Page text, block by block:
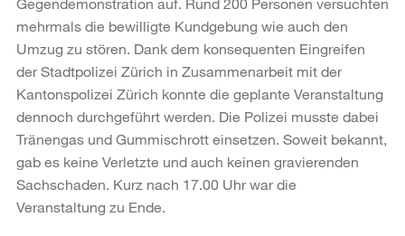
mehrmals die bewilligte Kundgebung wie auch den
Umzug zu stören. Dank dem konsequenten Eingreifen
der Stadtpolizei Zürich in Zusammenarbeit mit der
Kantonspolizei Zürich konnte die geplante Veranstaltung
dennoch durchgeführt werden. Die Polizei musste dabei
Tränengas und Gummischrott einsetzen. Soweit bekannt,
gab es keine Verletzte und auch keinen gravierenden
Sachschaden. Kurz nach 17.00 Uhr war die
Veranstaltung zu Ende.